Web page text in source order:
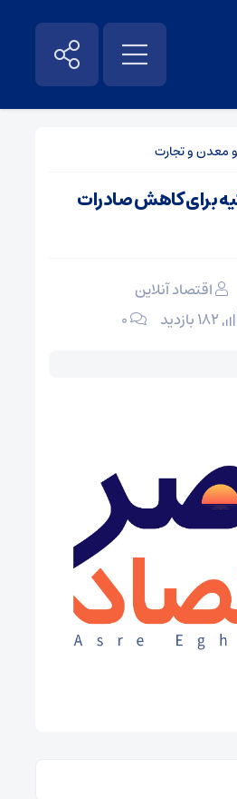
و تجارت
برای کاهش صادرات
اقتصاد آنلاین
۰